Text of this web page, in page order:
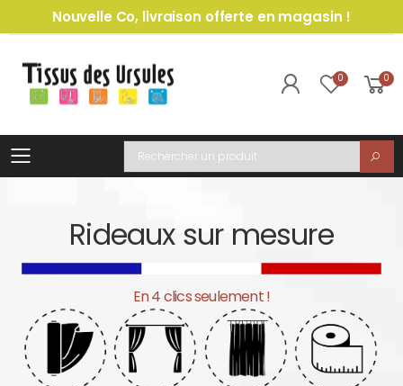
Nouvelle Co, livraison offerte en magasin !
0 0
Toggle mobile menu
Recherche
Rideaux sur mesure
En 4 clics seulement !